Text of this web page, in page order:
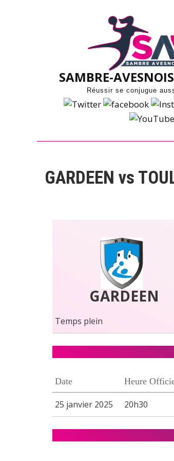
SAMBRE-
Réussir se conjugue
GARDEEN vs
GARDEEN
Temps plein
Date Heure
25 janvier 2025 20h30